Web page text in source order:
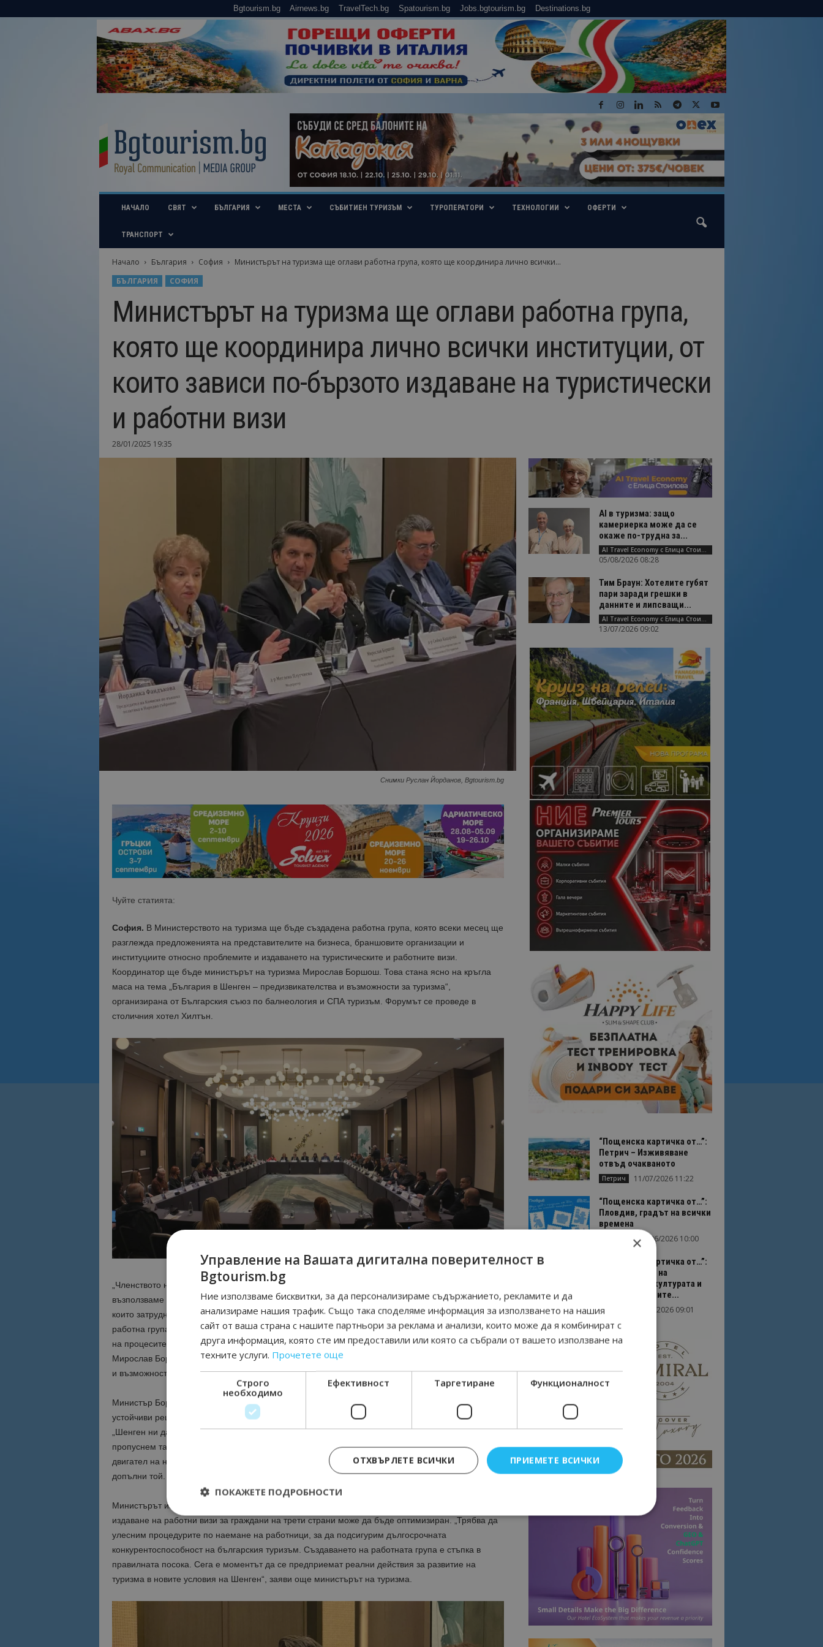
Bgtourism.bg Airnews.bg TravelTech.bg Spatourism.bg Jobs.bgtourism.bg Destinations.bg
u
i
b
НАЧАЛО СВЯТ БЪЛГАРИЯ МЕСТА СЪБИТИЕН ТУРИЗЪМ ТУРОПЕРАТОРИ ТЕХНОЛОГИИ ОФЕРТИ
ТРАНСПОРТ
Начало България София
Министърът на туризма ще оглави работна група, която ще координира лично всички...
БЪЛГАРИЯ
СОФИЯ
Министърът на туризма ще оглави работна група,
която ще координира лично всички институции, от
които зависи по-бързото издаване на туристически
и работни визи
28/01/2025 19:35
Снимки Руслан Йорданов, Bgtourism.bg
Чуйте статията:
София. В Министерството на туризма ще бъде създадена работна група, която всеки месец ще
разглежда предложенията на представителите на бизнеса, браншовите организации и
институциите относно проблемите и издаването на туристическите и работните визи.
Координатор ще бъде министърът на туризма Мирослав Боршош. Това стана ясно на кръгла
маса на тема „България в Шенген – предизвикателства и възможности за туризма“,
организирана от Българския съюз по балнеология и СПА туризъм. Форумът се проведе в
столичния хотел Хилтън.
„Членството на България в
е огромна възможност, но и предизвикателство. За да се
възползваме максимално от този шанс, трябва да премахнем административните бариери,
които затрудняват туристическия сектор. Именно затова Министерството на туризма създава
работна група, която ще координира усилията на всички институции, ангажирани с ускоряване
на процесите по издаване на туристически и работни визи“,заяви министърът на туризма
Мирослав Боршош по време на кръгла маса на тема „България в
и възможности за туризма“.
Министър Боршош подчерта, че работната група ще акцентира върху
за намирането на
устойчиви решения, които да улеснят достъпа на чуждестранни туристи и кадри до България.
Шенген ни дава конкурентно предимство, но ако не действаме решително, можем да
пропуснем тази възможност. Ангажирам се не просто да координирам процесите, а да бъда
двигател на нужните промени. Бизнесът ще има в мое лице адекватен и делови партньор“
допълни той.
Министърът изрази увереност, че чрез активна координация с институциите процесът по
издаване на работни визи за граждани на трети страни може да бъде оптимизиран. „Трябва да
улесним процедурите по наемане на работници, за да подсигурим дългосрочната
конкурентоспособност на българския туризъм Създаването на работната група е стъпка в
правилната посока. Сега е моментът да се предприемат реални действия за развитие на
туризма в новите условия на Шенген“ заяви още министърът на туризма
AI в туризма: защо
камериерка може да се
окаже по-трудна за...
AI Travel Economy с Елица Стоилова
05/08/2026 08:28
Тим Браун: Хотелите губят
пари заради грешки в
данните и липсващи...
AI Travel Economy с Елица Стоилова
13/07/2026 09:02
“Пощенска картичка от…”:
Петрич – Изживяване
отвъд очакваното
Петрич 11/07/2026 11:22
“Пощенска картичка от…”:
Пловдив, градът на всички
времена
23/06/2026 10:00
“Пощенска картичка от…”:
Перник – град на
традициите, културата и
вдъхновяващите...
Перник 17/06/2026 09:01
×
Управление на Вашата дигитална поверителност в
Bgtourism.bg
Ние използваме бисквитки, за да персонализираме съдържанието, рекламите и да
анализираме нашия трафик. Също така споделяме информация за използването на нашия
сайт от ваша страна с нашите партньори за реклама и анализи, които може да я комбинират с
друга информация, която сте им предоставили или която са събрали от вашето използване на
техните услуги. Прочетете още
Строго
необходимо
Ефективност Таргетиране Функционалност
ПРИЕМЕТЕ ВСИЧКИ
ОТХВЪРЛЕТЕ ВСИЧКИ
ПОКАЖЕТЕ ПОДРОБНОСТИ
Строго необходимо Ефективност Таргетиране
Строго необходимите бисквитки позволяват основната функционалност на уебсайта, като потребителско влизане и
Домейн
до
Тази бисквитка се използва, за да запомните съгласието
на потребителя за използването на бисквитки на сайта.